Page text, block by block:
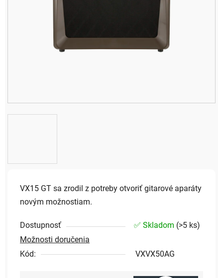
VX15 GT sa zrodil z potreby otvoriť gitarové aparáty
novým možnostiam.
Dostupnosť ✅ Skladom (>5 ks)
Možnosti doručenia
Kód:
VXVX50AG